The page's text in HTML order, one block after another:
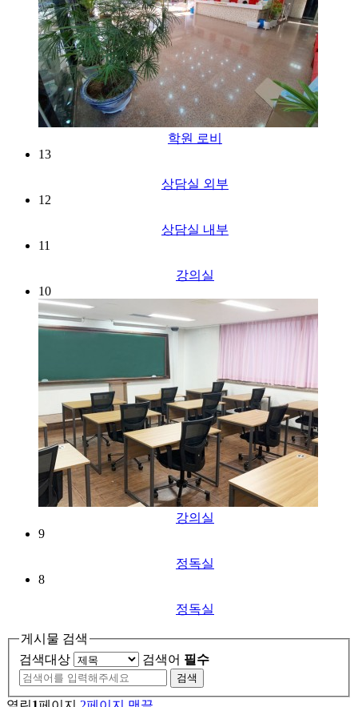
학원 로비
13
상담실 외부
12
상담실 내부
11
강의실
10
강의실
9
정독실
8
정독실
게시물 검색
검색대상
검색어 필수